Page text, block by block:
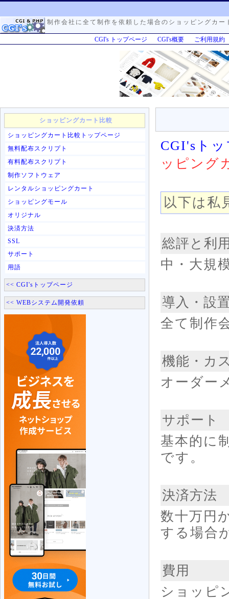
制作会社に全て制作を依頼した場合のショッピングカー
CGI's トップページ CGI's概要 ご利用規約
ショッピングカート比較
ショッピングカート比較トップページ
無料配布スクリプト
有料配布スクリプト
制作ソフトウェア
レンタルショッピングカート
ショッピングモール
オリジナル
決済方法
SSL
サポート
用語
<< CGI'sトップページ
<< WEBシステム開発依頼
CGI'sト
ッピング
以下は私
総評と利
中・大規
導入・設
全て制作
機能・カ
オーダー
サポート
基本的に
です。
決済方法
数十万円
する場合
費用
ショッピ